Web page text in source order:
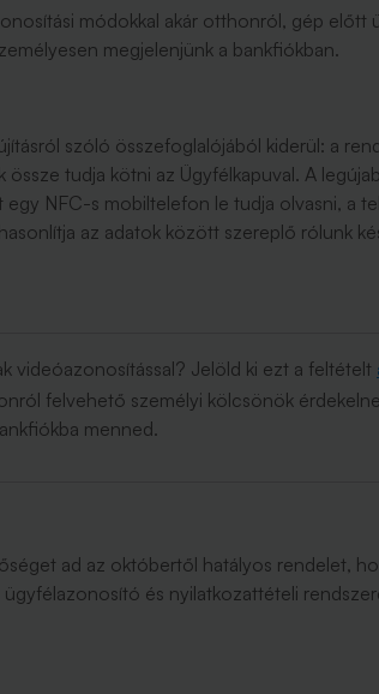
módokkal akár otthonról, gép előtt
megjelenjünk a bankfiókban.
szóló összefoglalójából kiderül: a
össze tudja kötni az Ügyfélkapuval. A
egy NFC-s mobiltelefon le tudja olvasni, a
az adatok között szereplő rólunk
videóazonosítással? Jelöld ki ezt a feltételt
felvehető személyi kölcsönök
menned.
ad az októbertől hatályos rendelet,
ügyfélazonosító és nyilatkozattételi